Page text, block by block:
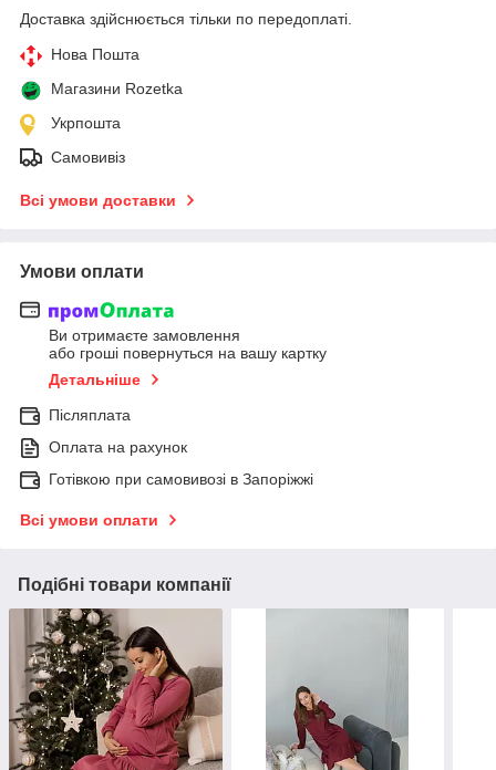
Доставка здійснюється тільки по передоплаті.
Нова Пошта
Магазини Rozetka
Укрпошта
Самовивіз
Всі умови доставки
Умови оплати
Ви отримаєте замовлення
або гроші повернуться на вашу картку
Детальніше
Післяплата
Оплата на рахунок
Готівкою при самовивозі в Запоріжжі
Всі умови оплати
Подібні товари компанії